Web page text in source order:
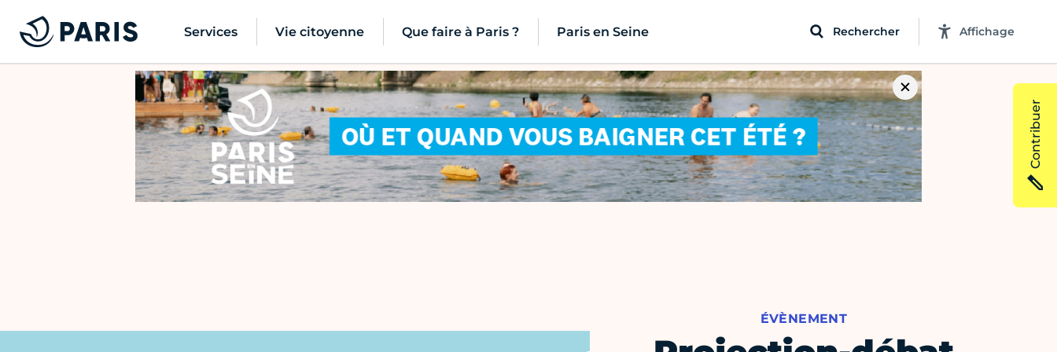
Services Vie citoyenne Que faire à Paris ? Paris en Seine Rechercher Affichage
ÉVÈNEMENT
Contribuer